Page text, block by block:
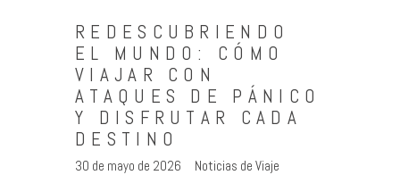
Europa
América
Asia
Quienes Somos
Contacto
REDESCUBRIENDO
EL MUNDO: CÓMO
VIAJAR CON
ATAQUES DE PÁNICO
Y DISFRUTAR CADA
DESTINO
30 de mayo de 2026
Noticias de Viaje